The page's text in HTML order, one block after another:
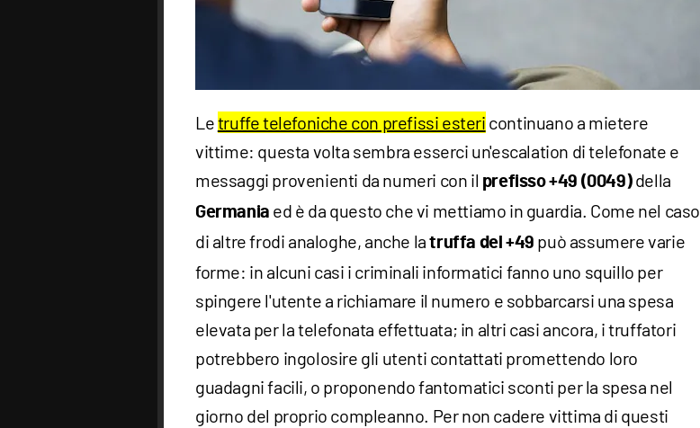
Letruffe telefoniche con prefissi esteri continuano a mietere
vittime: questa volta sembra esserci un'escalation di telefonate e
messaggi provenienti da numeri con il prefisso +49 (0049)della
Germania ed è da questo che vi mettiamo in guardia. Come nel caso
di altre frodi analoghe, anche latruffa del +49 può assumere varie
forme: in alcuni casi i criminali informatici fanno uno squillo per
spingere l'utente a richiamare il numero e sobbarcarsi una spesa
elevata per la telefonata effettuata; in altri casi ancora, i truffatori
potrebbero ingolosire gli utenti contattati promettendo loro
guadagni facili, o proponendo fantomatici sconti per la spesa nel
giorno del proprio compleanno. Per non cadere vittima di questi